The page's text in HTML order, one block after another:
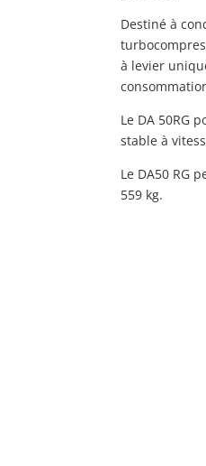
Destiné à
à levier
Le DA 50RG
stable à
Le DA50 RG
559 kg.